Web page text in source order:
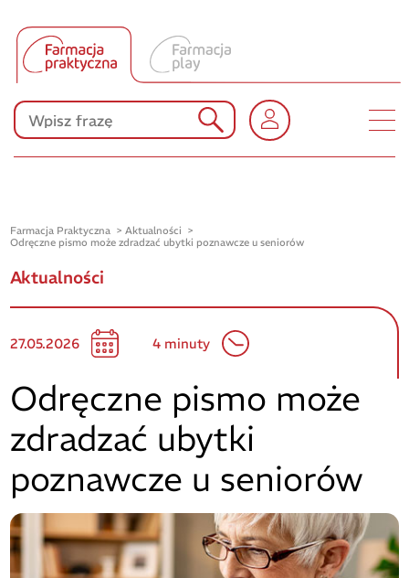
Produkty Polpharmy
KONKURSY
Farmacja Praktyczna
Aktualności
Odręczne pismo może zdradzać ubytki poznawcze u seniorów
Aktualności
27.05.2026 4 minuty
Odręczne pismo może
zdradzać ubytki
poznawcze u seniorów